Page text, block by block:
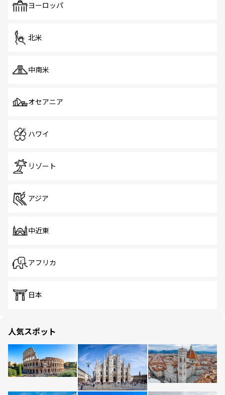
で、ホーカーズは地元の風情を楽しめる外せないスポット
ヨーロッパ
北米
中南米
オセアニア
ハワイ
リゾート
アジア
中近東
アフリカ
日本
人気スポット